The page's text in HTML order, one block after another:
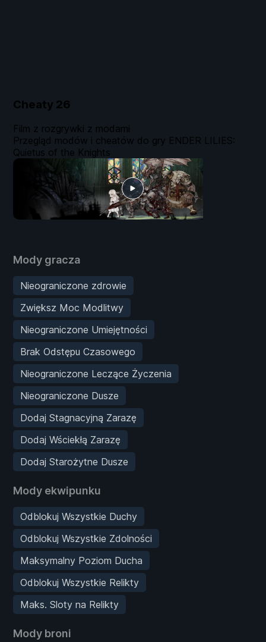
Cheaty 26
Mody gracza
Nieograniczone zdrowie
Zwiększ Moc Modlitwy
Nieograniczone Umiejętności
Brak Odstępu Czasowego
Nieograniczone Leczące Życzenia
Nieograniczone Dusze
Dodaj Stagnacyjną Zarazę
Dodaj Wściekłą Zarazę
Dodaj Starożytne Dusze
Mody ekwipunku
Odblokuj Wszystkie Duchy
Odblokuj Wszystkie Zdolności
Maksymalny Poziom Ducha
Odblokuj Wszystkie Relikty
Maks. Sloty na Relikty
Mody broni
Film z rozgrywki z modami
Przegląd modów i cheatów do gry ENDER LILIES:
Quietus of the Knights